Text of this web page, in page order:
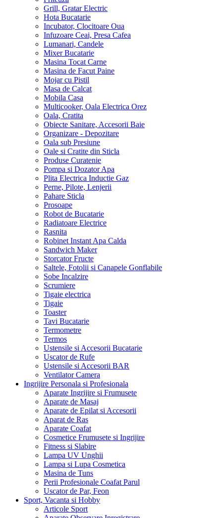
Grill, Gratar Electric
Hota Bucatarie
Incubator, Clocitoare Oua
Infuzoare Ceai, Presa Cafea
Lumanari, Candele
Mixer Bucatarie
Masina Tocat Carne
Masina de Facut Paine
Mojar cu Pistil
Masa de Calcat
Mobila Casa
Multicooker, Oala Electrica Orez
Oala, Cratita
Obiecte Sanitare, Accesorii Baie
Organizare - Depozitare
Oala sub Presiune
Oale si Cratite din Sticla
Produse Curatenie
Pompa si Dozator Apa
Plita Electrica Inductie Gaz
Perne, Pilote, Lenjerii
Pahare Sticla
Prosoape
Robot de Bucatarie
Radiatoare Electrice
Rasnita
Robinet Instant Apa Calda
Sandwich Maker
Storcator Fructe
Saltele, Fotolii si Canapele Gonflabile
Sobe Incalzire
Scrumiere
Tigaie electrica
Tigaie
Toaster
Tavi Bucatarie
Termometre
Termos
Ustensile si Accesorii Bucatarie
Uscator de Rufe
Ustensile si Accesorii BAR
Ventilator Camera
Ingrijire Personala si Profesionala
Aparate Ingrijire si Frumusete
Aparate de Masaj
Aparate de Epilat si Accesorii
Aparat de Ras
Aparate Coafat
Cosmetice Frumusete si Ingrijire
Fitness si Slabire
Lampa UV Unghii
Lampa si Lupa Cosmetica
Masina de Tuns
Perii Profesionale Coafat Parul
Uscator de Par, Feon
Sport, Vacanta si Hobby
Articole Sport